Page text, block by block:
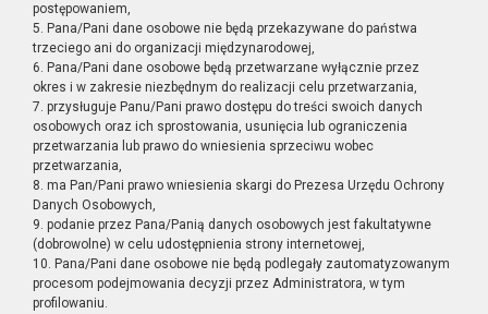
postępowaniem,
5. Pana/Pani dane osobowe nie będą przekazywane do państwa
trzeciego ani do organizacji międzynarodowej,
6. Pana/Pani dane osobowe będą przetwarzane wyłącznie przez
okres i w zakresie niezbędnym do realizacji celu przetwarzania,
7. przysługuje Panu/Pani prawo dostępu do treści swoich danych
osobowych oraz ich sprostowania, usunięcia lub ograniczenia
przetwarzania lub prawo do wniesienia sprzeciwu wobec
przetwarzania,
8. ma Pan/Pani prawo wniesienia skargi do Prezesa Urzędu Ochrony
Danych Osobowych,
9. podanie przez Pana/Panią danych osobowych jest fakultatywne
(dobrowolne) w celu udostępnienia strony internetowej,
10. Pana/Pani dane osobowe nie będą podlegały zautomatyzowanym
procesom podejmowania decyzji przez Administratora, w tym
profilowaniu.